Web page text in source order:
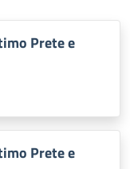
Prete e
Prete e